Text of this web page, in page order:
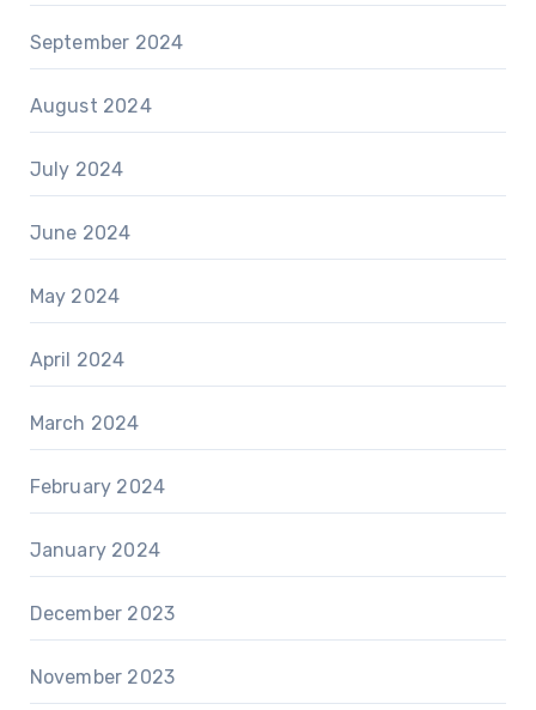
September 2024
August 2024
July 2024
June 2024
May 2024
April 2024
March 2024
February 2024
January 2024
December 2023
November 2023